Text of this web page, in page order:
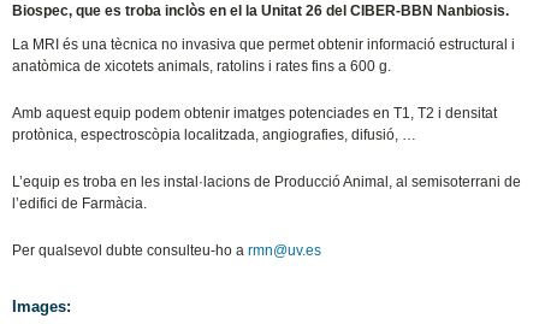
Biospec, que es troba inclòs en el la Unitat 26 del CIBER-BBN Nanbiosis.
La MRI és una tècnica no invasiva que permet obtenir informació estructural i
anatòmica de xicotets animals, ratolins i rates fins a 600 g.
Amb aquest equip podem obtenir imatges potenciades en T1, T2 i densitat
protònica, espectroscòpia localitzada, angiografies, difusió, …
L’equip es troba en les instal·lacions de Producció Animal, al semisoterrani de
l’edifici de Farmàcia.
Per qualsevol dubte consulteu-ho armn@uv.es
Images: